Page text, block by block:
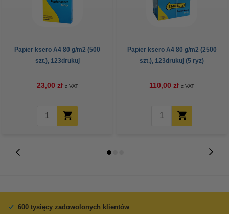
Papier ksero A4 80 g/m2 (500
szt.), 123drukuj
23,00 zł z VAT
Papier ksero A4 80 g/m2 (2500
szt.), 123drukuj (5 ryz)
110,00 zł z VAT
600 tysięcy zadowolonych klientów